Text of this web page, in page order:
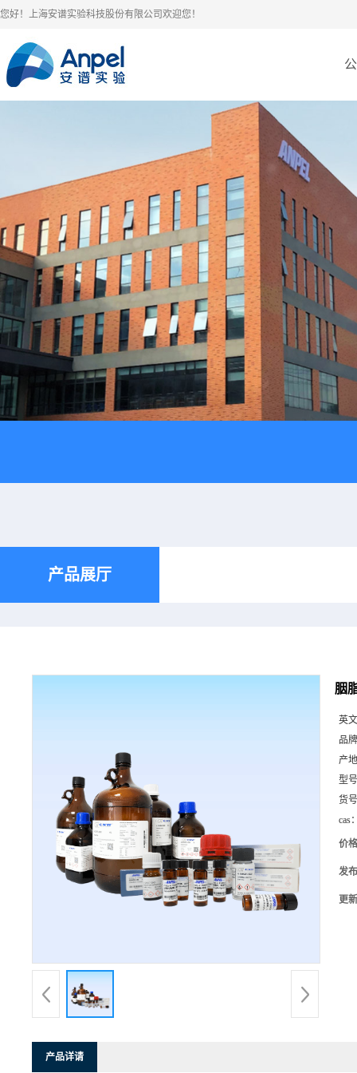
您好！上海安谱实验科技股份有限公司欢迎您！
产品展厅
胭
英
品
产
型
货
cas
价
发
更
产品详请